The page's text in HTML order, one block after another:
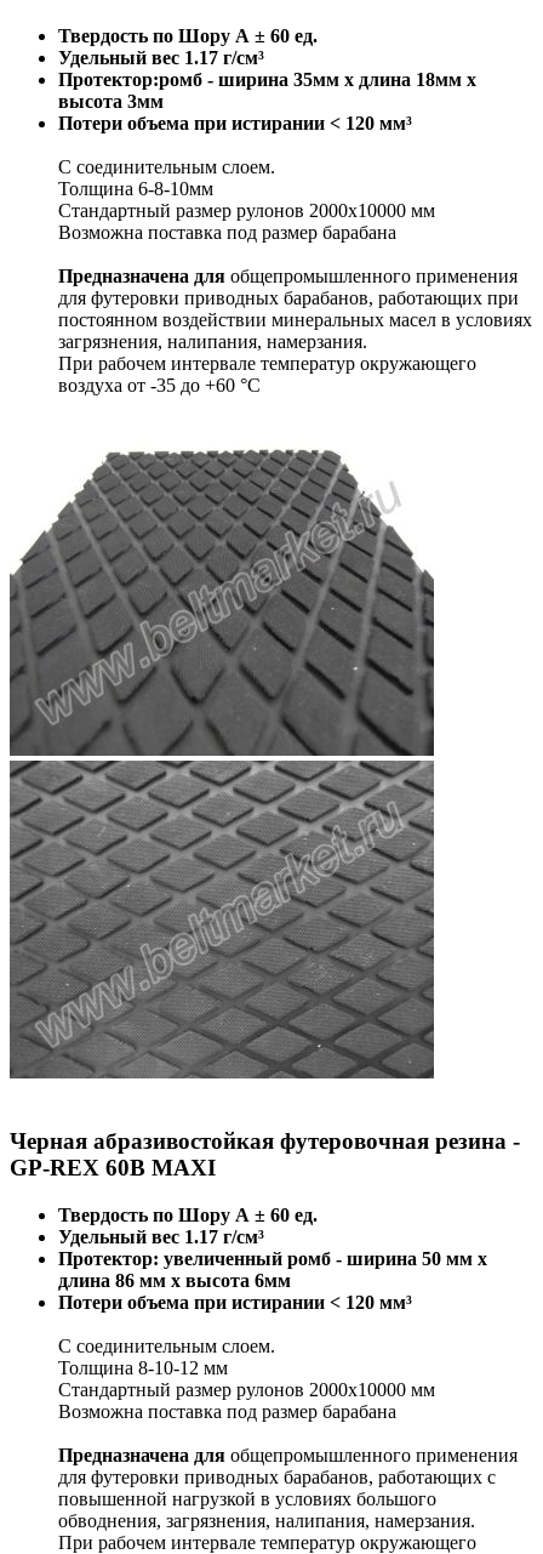
Твердость по Шору А ± 60 ед.
Удельный вес 1.17 г/см³
Протектор:ромб - ширина 35мм x длина 18мм x
высота 3мм
Потери объема при истирании < 120 мм³
С соединительным слоем.
Толщина 6-8-10мм
Стандартный размер рулонов 2000х10000 мм
Возможна поставка под размер барабана
Предназначена для общепромышленного применения
для футеровки приводных барабанов, работающих при
постоянном воздействии минеральных масел в условиях
загрязнения, налипания, намерзания.
При рабочем интервале температур окружающего
воздуха от -35 до +60 °С
Черная абразивостойкая футеровочная резина -
GP-REX 60B MAXI
Твердость по Шору А ± 60 ед.
Удельный вес 1.17 г/см³
Протектор: увеличенный ромб - ширина 50 мм x
длина 86 мм x высота 6мм
Потери объема при истирании < 120 мм³
С соединительным слоем.
Толщина 8-10-12 мм
Стандартный размер рулонов 2000х10000 мм
Возможна поставка под размер барабана
Предназначена для общепромышленного применения
для футеровки приводных барабанов, работающих с
повышенной нагрузкой в условиях большого
обводнения, загрязнения, налипания, намерзания.
При рабочем интервале температур окружающего